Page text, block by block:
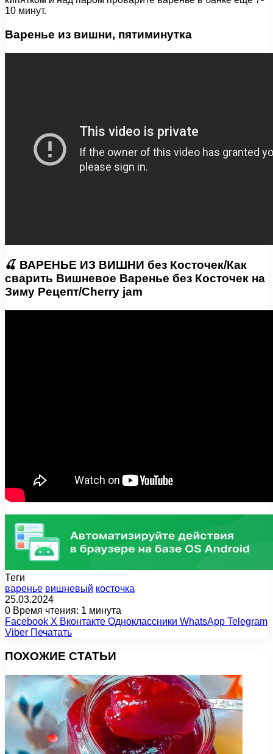
10 минут.
Варенье из вишни, пятиминутка
🍒 ВАРЕНЬЕ ИЗ ВИШНИ без Косточек/Как
сварить Вишневое Варенье без Косточек на
Зиму Рецепт/Cherry jam
Теги
варенье вишневый косточка
25.03.2024
0 Время чтения: 1 минута
Facebook X Вконтакте Одноклассники WhatsApp Telegram
Viber Печатать
ПОХОЖИЕ СТАТЬИ